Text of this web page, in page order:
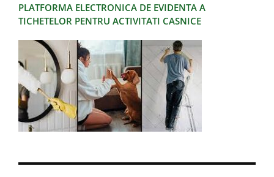
PLATFORMA ELECTRONICA DE EVIDENTA A
TICHETELOR PENTRU ACTIVITATI CASNICE